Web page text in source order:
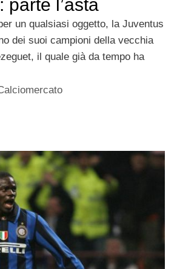
parte l’asta
un qualsiasi oggetto, la Juventus
dei suoi campioni della vecchia
il quale già da tempo ha